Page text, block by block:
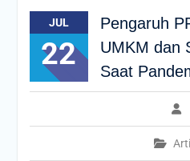
JUL
22
Pengaruh
UMKM dan
Saat